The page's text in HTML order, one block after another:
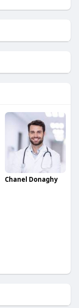
Chanel Donaghy